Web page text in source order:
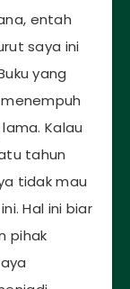
entah
saya ini
yang
Kalau
tahun
tidak mau
Hal ini biar
pihak